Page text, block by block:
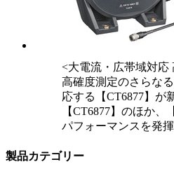
<大電流・広帯域対応
高確度測定のさらな
応する【CT6877】が
【CT6877】のほか
パフォーマンスを発揮
製品カテゴリー